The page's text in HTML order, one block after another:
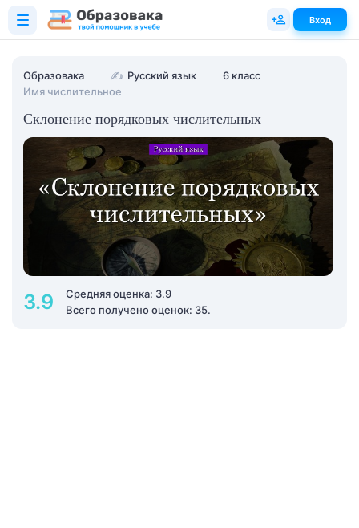
Образовака ✍ Русский язык
6 класс
Имя числительное
Склонение порядковых числительных
3.9
Средняя оценка: 3.9
Всего получено оценок: 35.
Вход